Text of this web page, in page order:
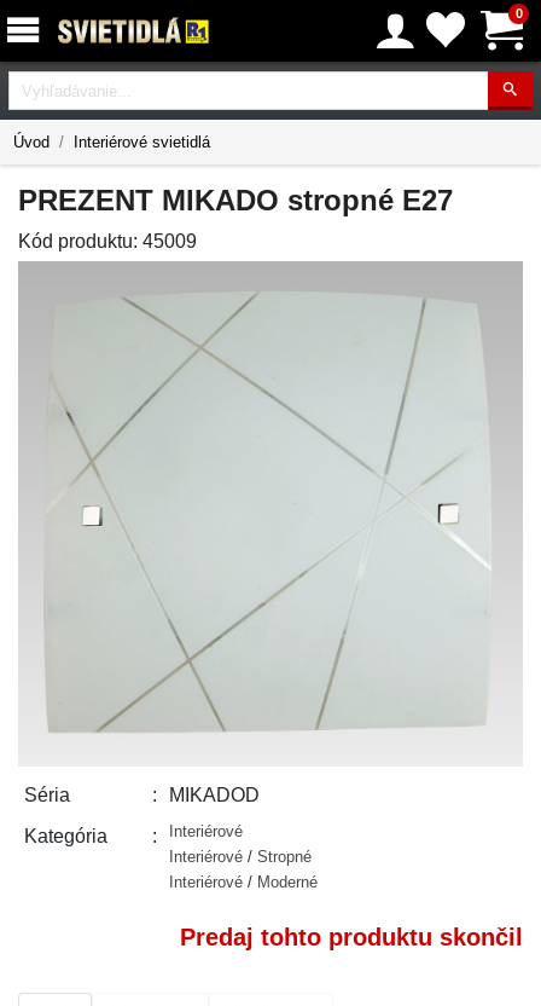
0
Vyhľadávanie
Úvod Interiérové svietidlá
PREZENT MIKADO stropné E27
Kód produktu: 45009
Séria MIKADOD
Kategória
Interiérové
Interiérové / Stropné
Interiérové / Moderné
Predaj tohto produktu skončil